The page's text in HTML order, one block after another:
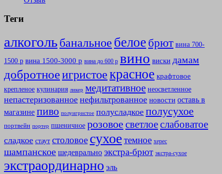
Теги
алкогольбанальное белое брют вина 700-
1500 р вина 1500-3000 р вина до 600 р вино виски дамам
добротноеигристоекрасное крафтовое
крепленое кулинария ликер медитативное неосветленное
непастеризованное нефильтрованное новости оставь в
магазине пиво полуигристое полусладкое полусухое
портвейн портер пшеничное розовое светлоеслабоватое
сладкое стаут столовое сухоетемное херес
шампанское шедеврально экстра-брют экстра-сухое
экстраординарно эль